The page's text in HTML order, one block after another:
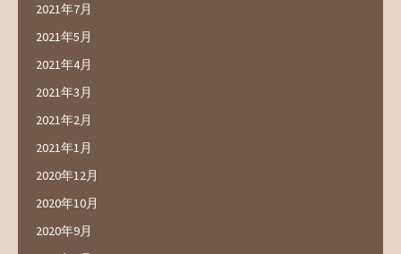
2021年7月
2021年5月
2021年4月
2021年3月
2021年2月
2021年1月
2020年12月
2020年10月
2020年9月